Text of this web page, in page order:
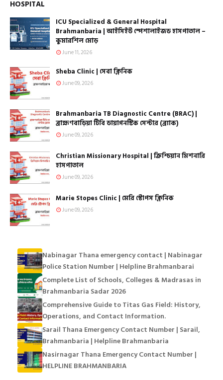
HOSPITAL
ICU Specialized & General Hospital
Brahmanbaria | আইসিইউ স্পেশালাইজড হাসপাতাল –
কুমারশিল মোড়
June 11, 2026
Sheba Clinic | সেবা ক্লিনিক
June 09, 2026
Brahmanbaria TB Diagnostic Centre (BRAC) |
ব্রাহ্মণবাড়িয়া টিবি ডায়াগনস্টিক সেন্টার (ব্র্যাক)
June 09, 2026
Christian Missionary Hospital | ক্রিশ্চিয়ান মিশনারি
হাসপাতাল
June 09, 2026
Marie Stopes Clinic | মেরি স্টোপস ক্লিনিক
June 09, 2026
Nabinagar Thana emergency contact | Nabinagar
Police Station Number | Helpline Brahmanbarai
Complete List of Schools, Colleges & Madrasas in
Brahmanbaria Sadar 2026
Comprehensive Guide to Titas Gas Field: History,
Operations, and Contact Information.
Sarail Thana Emergency Contact Number | Sarail,
Brahmanbaria | Helpline Brahmanbaria
Nasirnagar Thana Emergency Contact Number |
HELPLINE BRAHMANBARIA